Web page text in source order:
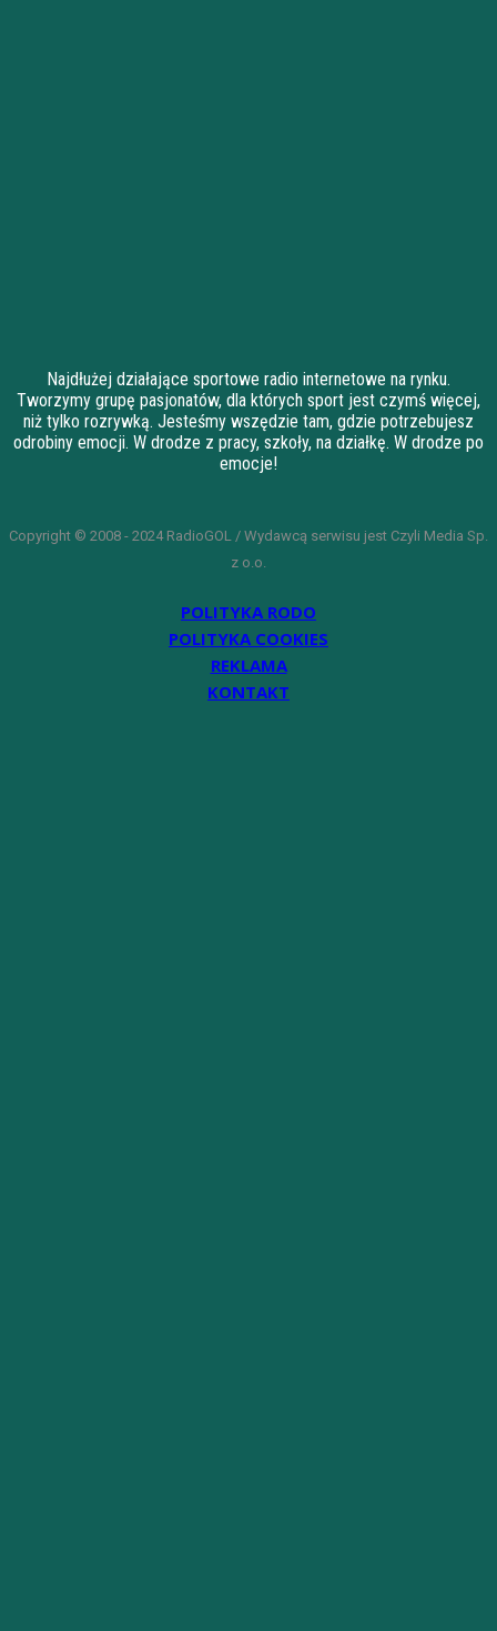
Najdłużej działające sportowe radio internetowe na rynku.
Tworzymy grupę pasjonatów, dla których sport jest czymś więcej,
niż tylko rozrywką. Jesteśmy wszędzie tam, gdzie potrzebujesz
odrobiny emocji. W drodze z pracy, szkoły, na działkę. W drodze po
emocje!
Copyright © 2008 - 2024 RadioGOL / Wydawcą serwisu jest Czyli Media Sp.
z o.o.
POLITYKA RODO
POLITYKA COOKIES
REKLAMA
KONTAKT